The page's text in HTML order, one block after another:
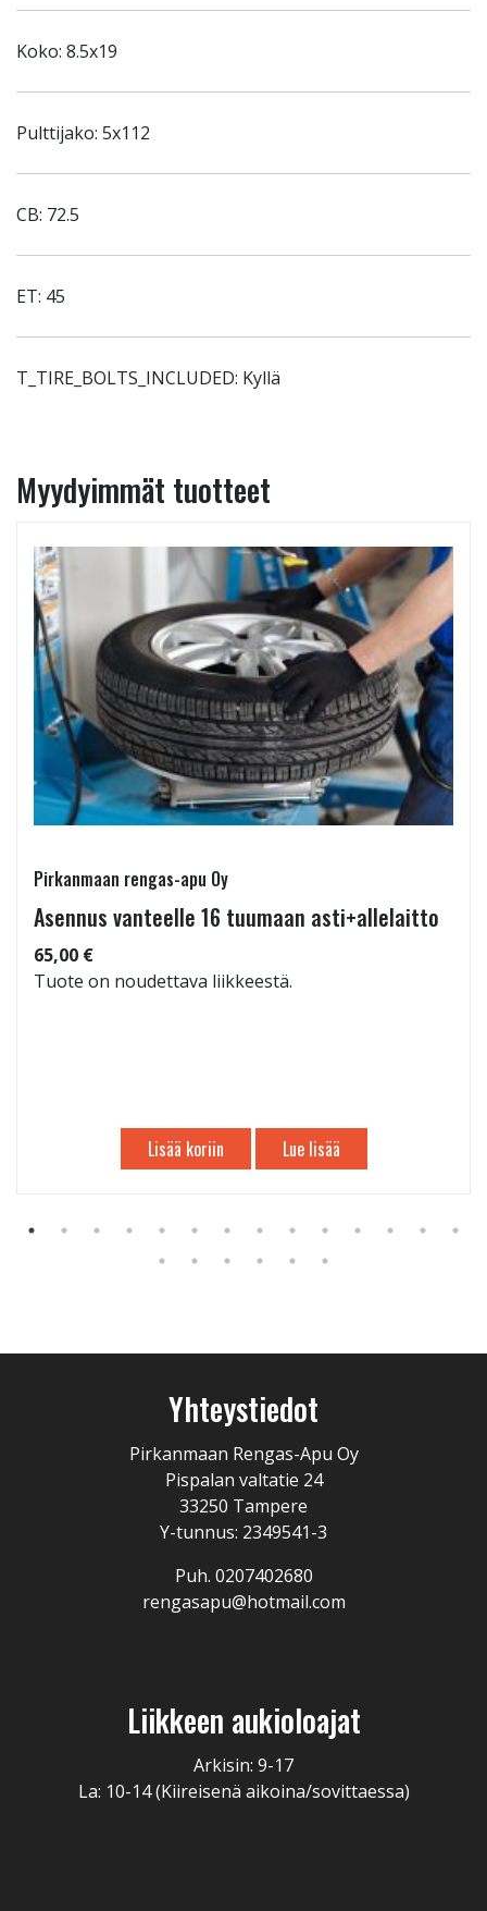
Koko: 8.5x19
Pulttijako: 5x112
CB: 72.5
ET: 45
T_TIRE_BOLTS_INCLUDED: Kyllä
Myydyimmät tuotteet
Pirkanmaan rengas-apu Oy
Asennus vanteelle 16 tuumaan asti+allelaitto
65,00 €
Tuote on noudettava liikkeestä.
Lisää koriin Lue lisää
Yhteystiedot
Pirkanmaan Rengas-Apu Oy
Pispalan valtatie 24
33250 Tampere
Y-tunnus: 2349541-3
Puh. 0207402680
rengasapu@hotmail.com
Liikkeen aukioloajat
Arkisin: 9-17
La: 10-14 (Kiireisenä aikoina/sovittaessa)